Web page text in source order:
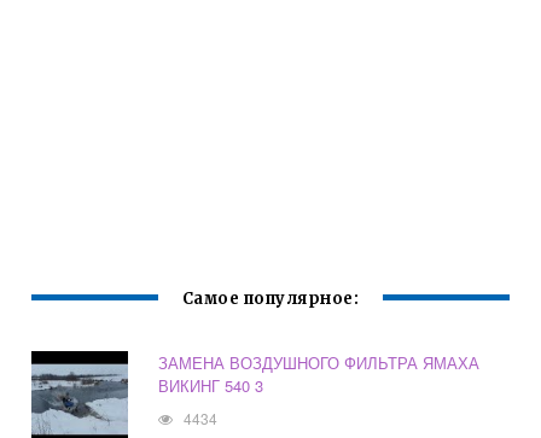
Самое популярное:
ЗАМЕНА ВОЗДУШНОГО ФИЛЬТРА ЯМАХА
ВИКИНГ 540 3
4434